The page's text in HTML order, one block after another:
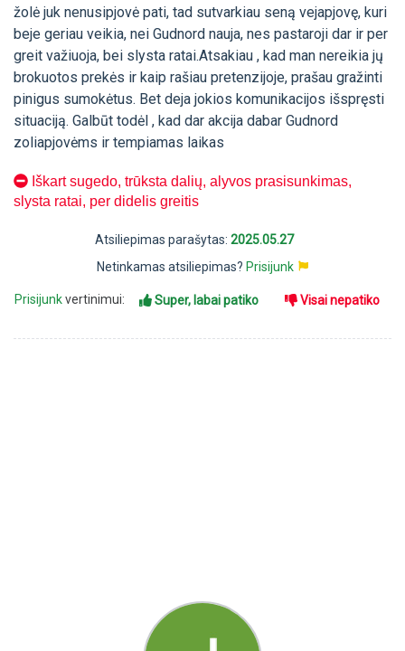
žolė juk nenusipjovė pati, tad sutvarkiau seną vejapjovę, kuri
beje geriau veikia, nei Gudnord nauja, nes pastaroji dar ir per
greit važiuoja, bei slysta ratai.Atsakiau , kad man nereikia jų
brokuotos prekės ir kaip rašiau pretenzijoje, prašau gražinti
pinigus sumokėtus. Bet deja jokios komunikacijos išspręsti
situaciją. Galbūt todėl , kad dar akcija dabar Gudnord
zoliapjovėms ir tempiamas laikas
Iškart sugedo, trūksta dalių, alyvos prasisunkimas,
slysta ratai, per didelis greitis
Atsiliepimas parašytas: 2025.05.27
Netinkamas atsiliepimas? Prisijunk
Prisijunkvertinimui: Super, labai patiko Visai nepatiko